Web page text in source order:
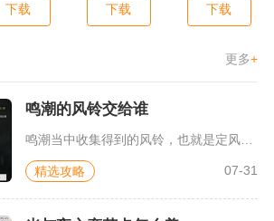
下载 下载 下载
更多+
鸣潮的风铃交给谁
鸣潮当中收集得到的风铃，也就是定风铎，需要交给位于乘霄山虹镇...
精选攻略 07-31